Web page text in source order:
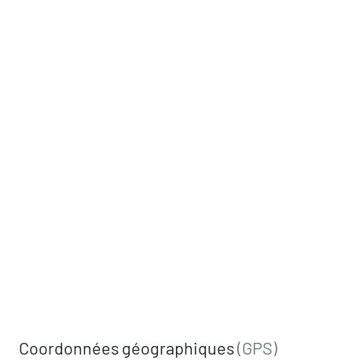
Coordonnées géographiques(GPS)